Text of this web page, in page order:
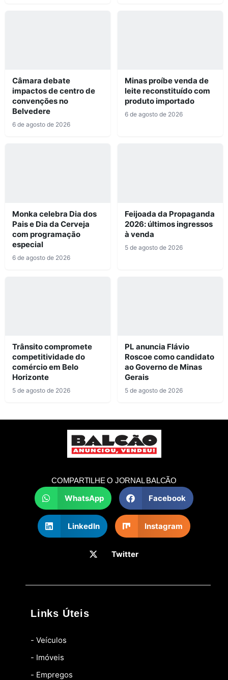
Câmara debate
impactos de centro de
convenções no
Belvedere
6 de agosto de 2026
Minas proíbe venda de
leite reconstituído com
produto importado
6 de agosto de 2026
Monka celebra Dia dos
Pais e Dia da Cerveja
com programação
especial
6 de agosto de 2026
Feijoada da Propaganda
2026: últimos ingressos
à venda
5 de agosto de 2026
Trânsito compromete
competitividade do
comércio em Belo
Horizonte
5 de agosto de 2026
PL anuncia Flávio
Roscoe como candidato
ao Governo de Minas
Gerais
5 de agosto de 2026
COMPARTILHE O JORNAL BALCÃO
WhatsApp Facebook
LinkedIn Instagram
Twitter
Links Úteis
- Veículos
- Imóveis
- Empregos